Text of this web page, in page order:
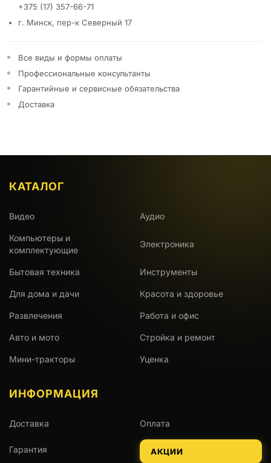
+375 (17) 357-66-71
г. Минск, пер-к Северный 17
Все виды и формы оплаты
Профессиональные консультанты
Гарантийные и сервисные обязательства
Доставка
КАТАЛОГ
Видео Аудио
Компьютеры и
комплектующие
Электроника
Бытовая техника Инструменты
Для дома и дачи Красота и здоровье
Развлечения Работа и офис
Авто и мото Стройка и ремонт
Мини-тракторы Уценка
ИНФОРМАЦИЯ
Доставка Оплата
Гарантия АКЦИИ